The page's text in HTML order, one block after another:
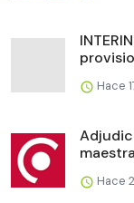
Hace
Hace